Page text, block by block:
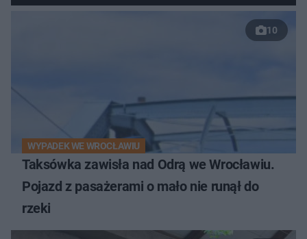
10
WYPADEK WE WROCŁAWIU
Taksówka zawisła nad Odrą we Wrocławiu.
Pojazd z pasażerami o mało nie runął do
rzeki